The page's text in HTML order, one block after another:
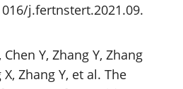
j.fertnstert.2021.09.
Chen Y, Zhang Y, Zhang
X, Zhang Y, et al. The